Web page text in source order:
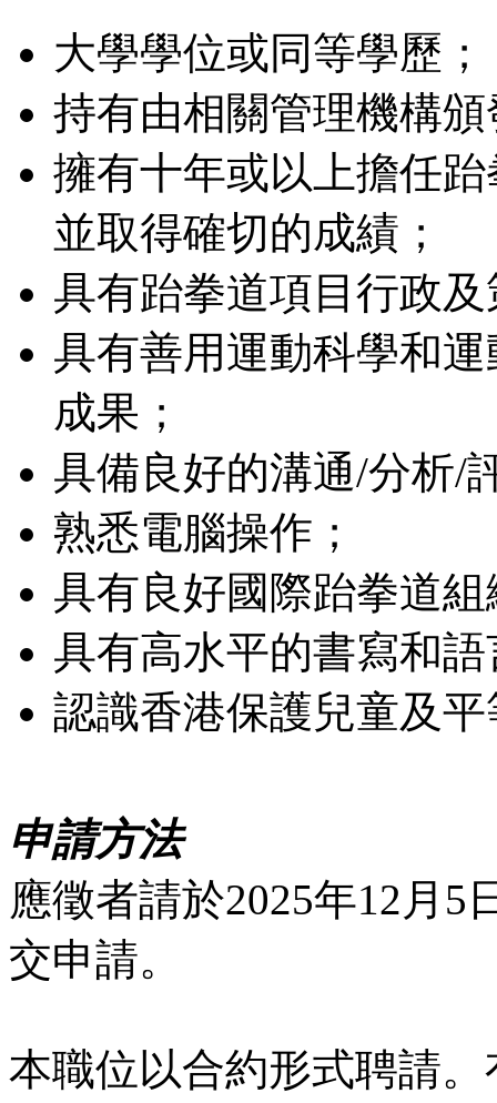
大學學位或同等學歷；
持有由相關管理機構
擁有十年或以上擔任
並取得確切的成績；
具有跆拳道項目行政
具有善用運動科學和
成果；
具備良好的溝通/分析/
熟悉電腦操作；
具有良好國際跆拳道
具有高水平的書寫和
認識香港保護兒童及
申請方法
應徵者請於2025年12月5
交申請。
本職位以合約形式聘請